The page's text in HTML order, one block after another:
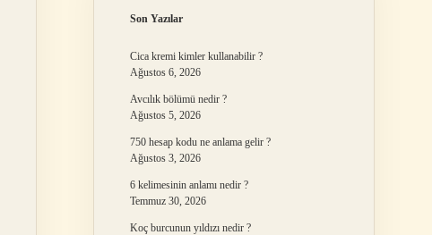
Son Yazılar
Cica kremi kimler kullanabilir ?
Ağustos 6, 2026
Avcılık bölümü nedir ?
Ağustos 5, 2026
750 hesap kodu ne anlama gelir ?
Ağustos 3, 2026
6 kelimesinin anlamı nedir ?
Temmuz 30, 2026
Koç burcunun yıldızı nedir ?